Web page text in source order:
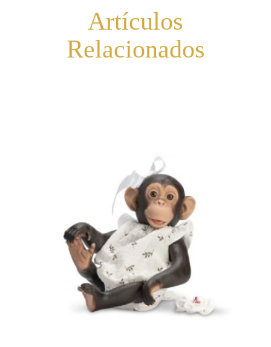
Artículos
Relacionados